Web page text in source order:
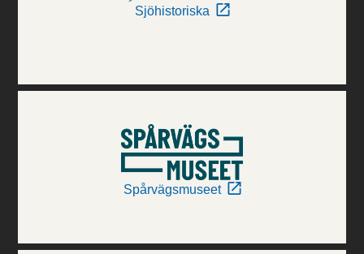
Sjöhistoriska
Spårvägsmuseet